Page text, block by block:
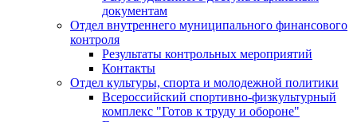
документам
Отдел внутреннего муниципального финансового
контроля
Результаты контрольных мероприятий
Контакты
Отдел культуры, спорта и молодежной политики
Всероссийский спортивно-физкультурный
комплекс "Готов к труду и обороне"